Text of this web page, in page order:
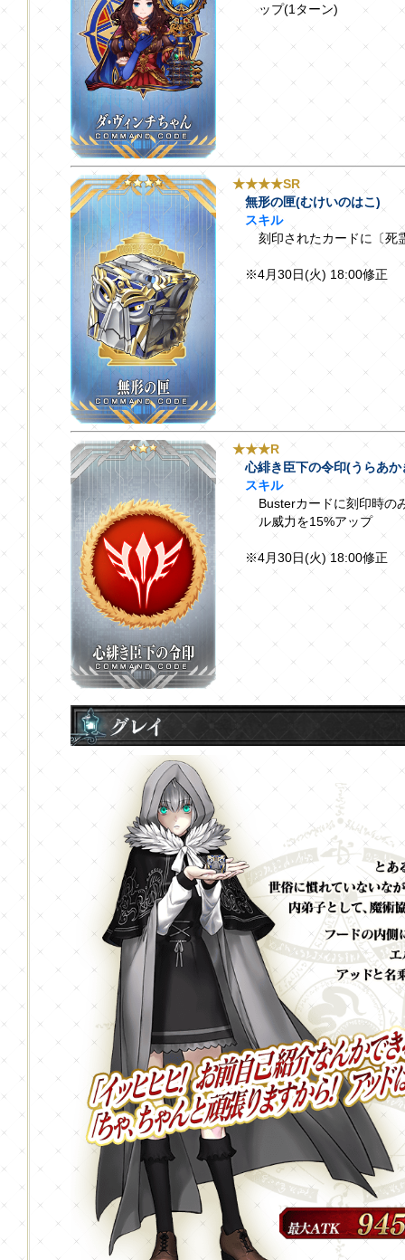
ップ(1ターン)
★★★★SR
無形の匣(むけいのはこ)
スキル
刻印されたカードに〔死
※4月30日(火) 18:00修正
★★★R
心緋き臣下の令印(うらあ
スキル
Busterカードに刻印時の
ル威力を15%アップ
※4月30日(火) 18:00修正